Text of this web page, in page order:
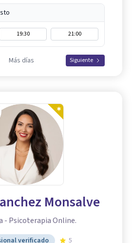
19:30 21:00
Más días Siguiente
Monsalve
- Psicoterapia Online.
verificado
5